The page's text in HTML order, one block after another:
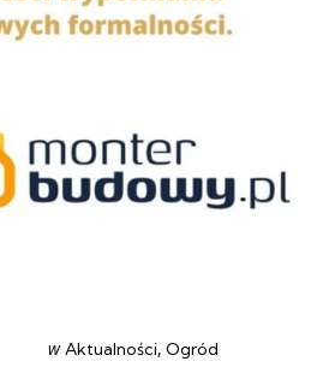
Categories
post
w Aktualności Ogród